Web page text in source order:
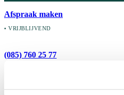
Afspraak maken
• VRIJBLIJVEND
(085) 760 25 77